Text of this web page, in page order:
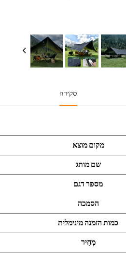
סקירה
מקום מוצא
שם מותג
מספר דגם
הסמכה
כמות הזמנה מינימלית
מְחִיר